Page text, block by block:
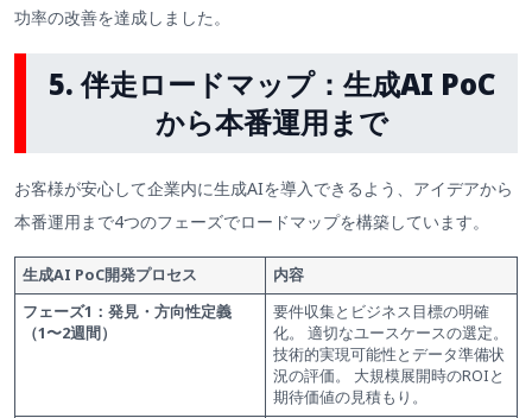
功率の改善を達成しました。
5.伴走ロードマップ：生成AI PoC
から本番運用まで
お客様が安心して企業内に生成AIを導入できるよう、アイデアから
本番運用まで4つのフェーズでロードマップを構築しています。
生成AI PoC開発プロセス
内容
フェーズ1：発見・方向性定義
（1〜2週間）
要件収集とビジネス目標の明確
化。 適切なユースケースの選定。
技術的実現可能性とデータ準備状
況の評価。 大規模展開時のROIと
期待価値の見積もり。